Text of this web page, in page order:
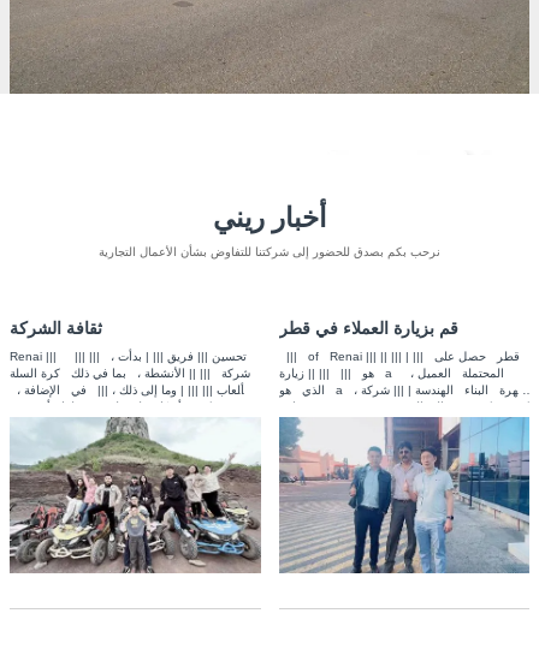
أخبار ريني
نرحب بكم بصدق للحضور إلى شركتنا للتفاوض بشأن الأعمال التجارية
ثقافة الشركة
Renai ||| ||| تحسين ||| فريق ||| | بدأت ، |||
شركة ||| || الأنشطة ، بما في ذلك كرة السلة
||| ألعاب ||| ||| | وما إلى ذلك ، ||| في الإضافة ،
||| شركة أيضًا ||| لموظفي ، لذا أن ||| |||
الجميع ||| | في ||| ||| ||| |||
UNTRANSLATED_CONTENT_END ||| ||| |||
قم بزيارة العملاء في قطر
||| of Renai ||| قطر حصل على ||| | ||| ||
هو ||| ||| || زيارة a المحتملة العميل ،
الذي هو a شهرة البناء الهندسة | ||| شركة ،
و هم بحاجة a كبيرة كمية عالية الجودة
الصلب ||| to support ||| شركة آمال to
show العملاء product الجودة و